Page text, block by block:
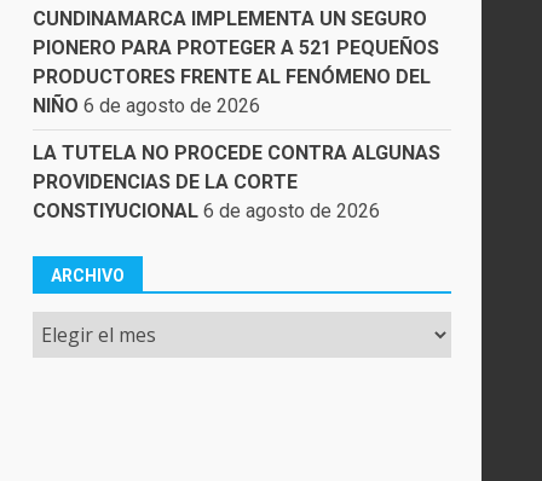
CUNDINAMARCA IMPLEMENTA UN SEGURO
PIONERO PARA PROTEGER A 521 PEQUEÑOS
PRODUCTORES FRENTE AL FENÓMENO DEL
NIÑO 6 de agosto de 2026
LA TUTELA NO PROCEDE CONTRA ALGUNAS
PROVIDENCIAS DE LA CORTE
CONSTIYUCIONAL 6 de agosto de 2026
ARCHIVO
Archivo